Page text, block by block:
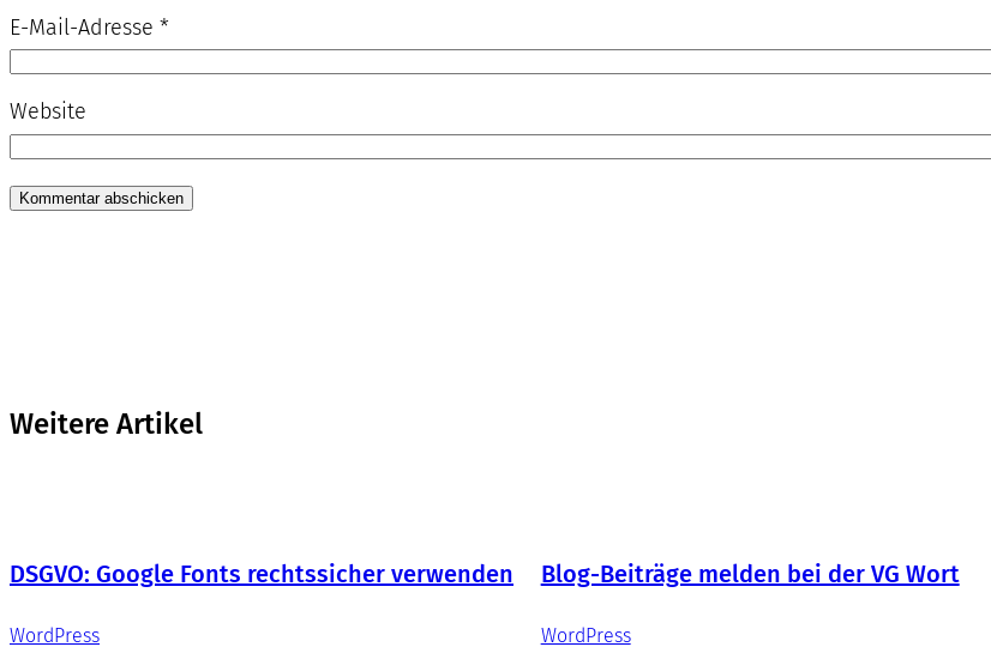
E-Mail-Adresse *
Website
Weitere Artikel
DSGVO: Google Fonts rechtssicher verwenden
WordPress
Blog-Beiträge melden bei der VG Wort
WordPress